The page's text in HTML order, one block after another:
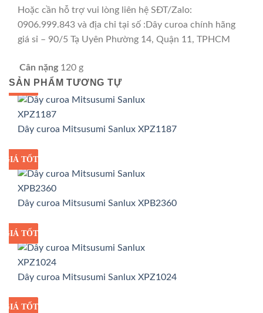
Hoặc cần hỗ trợ vui lòng liên hệ SĐT/Zalo:
0906.999.843 và địa chỉ tại số :Dây curoa chính hãng
giá sỉ – 90/5 Tạ Uyên Phường 14, Quận 11, TPHCM
Cân nặng 120 g
SẢN PHẨM TƯƠNG TỰ
GIÁ SỈ
GIÁ TỐT
Dây curoa Mitsusumi Sanlux XPZ1187
GIÁ SỈ
GIÁ TỐT
Dây curoa Mitsusumi Sanlux XPB2360
GIÁ SỈ
GIÁ TỐT
Dây curoa Mitsusumi Sanlux XPZ1024
GIÁ SỈ
GIÁ TỐT